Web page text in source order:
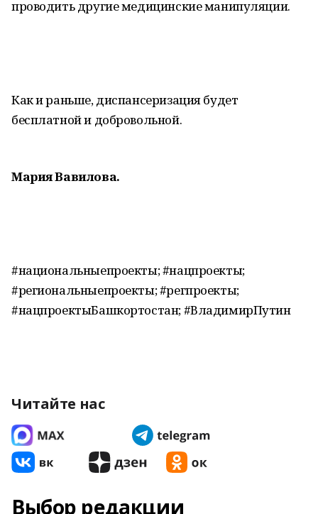
проводить другие медицинские манипуляции.
Как и раньше, диспансеризация будет
бесплатной и добровольной.
Мария Вавилова.
#национальныепроекты; #нацпроекты;
#региональныепроекты; #регпроекты;
#нацпроектыБашкортостан; #ВладимирПутин
Читайте нас
Выбор редакции